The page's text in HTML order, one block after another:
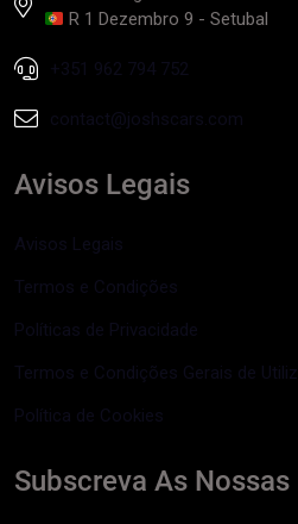
R 1 Dezembro 9 - Setubal
+351 962 794 752
contact@joshscars.com
Avisos Legais
Avisos Legais
Termos e Condições
Políticas de Privacidade
Termos e Condições Gerais de
Política de Cookies
Subscreva As